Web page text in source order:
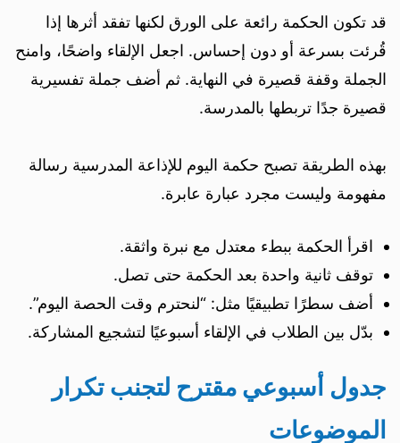
قد تكون الحكمة رائعة على الورق لكنها تفقد أثرها إذا
قُرئت بسرعة أو دون إحساس. اجعل الإلقاء واضحًا، وامنح
الجملة وقفة قصيرة في النهاية. ثم أضف جملة تفسيرية
قصيرة جدًا تربطها بالمدرسة.
بهذه الطريقة تصبح حكمة اليوم للإذاعة المدرسية رسالة
مفهومة وليست مجرد عبارة عابرة.
اقرأ الحكمة ببطء معتدل مع نبرة واثقة.
توقف ثانية واحدة بعد الحكمة حتى تصل.
أضف سطرًا تطبيقيًا مثل: “لنحترم وقت الحصة اليوم”.
بدّل بين الطلاب في الإلقاء أسبوعيًا لتشجيع المشاركة.
جدول أسبوعي مقترح لتجنب تكرار
الموضوعات